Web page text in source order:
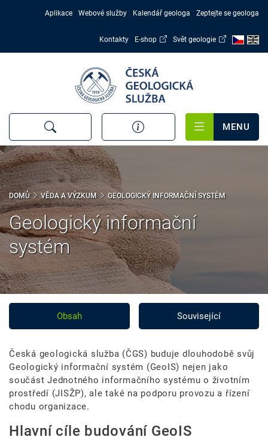
Aplikace Webové služby Kalendář geologa Zeptejte se geologa
Kontakty E-shop Svět geologie
MENU
DOMŮ VĚDA A VÝZKUM GEOLOGICKÝ INFORMAČNÍ SYSTÉM
Geologický informační
systém
Obsah Související
Česká geologická služba (ČGS) buduje dlouhodobě svůj
Geologický informační systém (GeoIS) nejen jako
součást Jednotného informačního systému o životním
prostředí (JISŽP), ale také na podporu provozu a řízení
chodu organizace.
Hlavní cíle budování GeoIS